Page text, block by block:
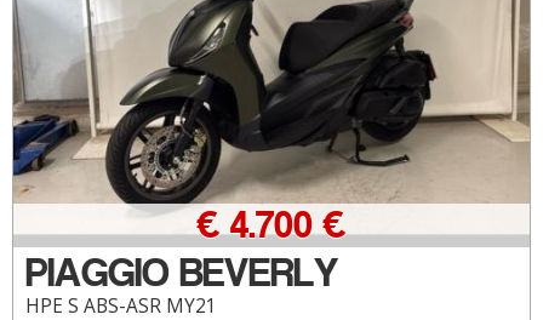
PIAGGIO BEVERLY
HPE S ABS-ASR MY21
€ 4.700 €